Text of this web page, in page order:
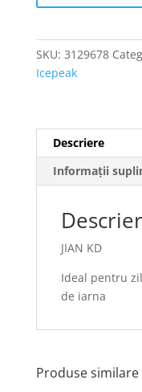
SKU: 3129678
Icepeak
Descriere
Informații
JIAN KD
Ideal pentru
de iarna
Produse similare